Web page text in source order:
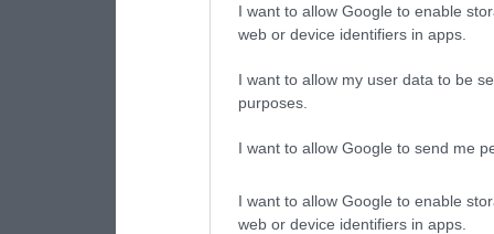
I want to allow Google to enable
web or device identifiers in apps.
I want to allow my user data to be
purposes.
I want to allow Google to send me
I want to allow Google to enable
web or device identifiers in apps.